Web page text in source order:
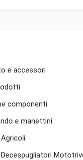
e accessori
componenti
e manettini